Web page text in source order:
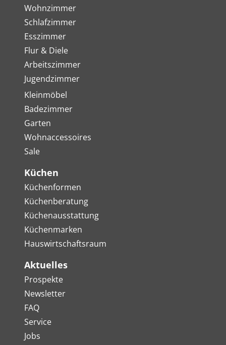
Wohnzimmer
Schlafzimmer
Esszimmer
Flur & Diele
Arbeitszimmer
Jugendzimmer
Kleinmöbel
Badezimmer
Garten
Wohnaccessoires
Sale
Küchen
Küchenformen
Küchenberatung
Küchenausstattung
Küchenmarken
Hauswirtschaftsraum
Aktuelles
Prospekte
Newsletter
FAQ
Service
Jobs